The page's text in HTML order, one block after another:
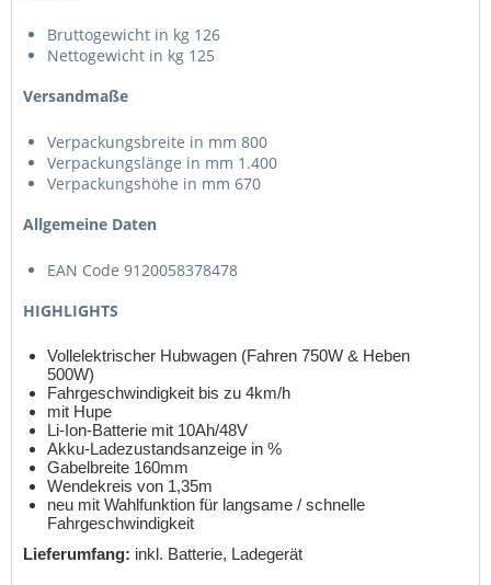
Bruttogewicht in kg 126
Nettogewicht in kg 125
Versandmaße
Verpackungsbreite in mm 800
Verpackungslänge in mm 1.400
Verpackungshöhe in mm 670
Allgemeine Daten
EAN Code 9120058378478
HIGHLIGHTS
Vollelektrischer Hubwagen (Fahren 750W & Heben
500W)
Fahrgeschwindigkeit bis zu 4km/h
mit Hupe
Li-Ion-Batterie mit 10Ah/48V
Akku-Ladezustandsanzeige in %
Gabelbreite 160mm
Wendekreis von 1,35m
neu mit Wahlfunktion für langsame / schnelle
Fahrgeschwindigkeit
Lieferumfang: inkl. Batterie, Ladegerät